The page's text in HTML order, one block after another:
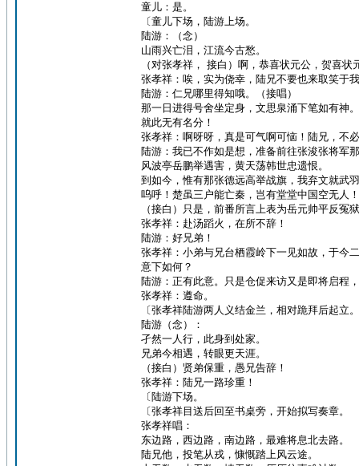
童儿：是。
〔童儿下场，陆游上场。
陆游：（念）
山雨兴亡泪，江流今古愁。
（对张孝祥， 接白）啊，恭喜状元公，贺喜状
张孝祥：唉，实为侥幸，陆兄不要也来取笑于
陆游：仁兄哪里得知哦。（接唱）
那一日进得号舍坐定身，文思泉涌下笔如有
就此无有名分！
张孝祥：啊呀呀，真是可气啊可恼！陆兄，不
陆游：我已不作如是想，准备前往张浚张将军
风波亭岳鹏举遇害，黄天荡韩世忠遗恨。
到如今，惟有那张德远高举战旗，我弃文就武
呜呼！楚虽三户能亡秦，岂有堂堂中国空无人！
（接白）只是，前番所言上表为岳元帅平反冤
张孝祥：赴汤蹈火，在所不辞！
陆游：好兄弟！
张孝祥：小弟与兄台栖霞岭下一见如故，于今
意下如何？
陆游：正有此意。只是仓促来访又是即将启程
张孝祥：遵命。
〔张孝祥陆游两人义结金兰，相对跪拜后起立。
陆游（念）：
孑然一人行，此身到处家。
兄弟今相遇，转眼更天涯。
（接白）贤弟保重，愚兄告辞！
张孝祥：陆兄一路珍重！
〔陆游下场。
〔张孝祥目送后回至书桌旁，开始拟写奏章。
张孝祥唱：
东边路，西边路，南边路，最难将息北去路。
陆兄他，投笔从戎，慷慨踏上风云途。